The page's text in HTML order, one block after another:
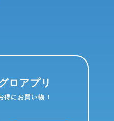
ロアプリ
得にお買い物！